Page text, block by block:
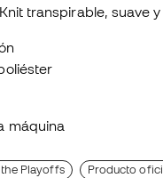
transpirable, suave
máquina
Playoffs Producto